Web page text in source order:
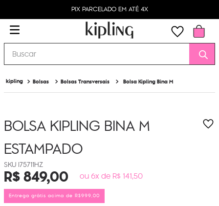
PIX PARCELADO EM ATÉ 4X
Buscar
Bolsas Bolsas Transversais Bolsa Kipling Bina M
BOLSA KIPLING BINA M
ESTAMPADO
I75711HZ
R$849,00 ou 6x de R$ 141,50
Entrega grátis acima de R$999,00